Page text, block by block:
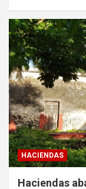
HACIENDAS
Haciendas